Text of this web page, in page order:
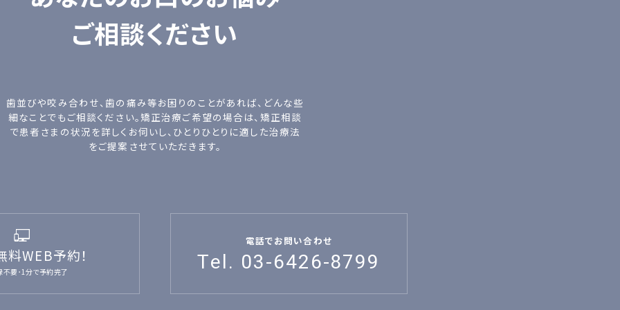
ご相談ください
歯並びや咬み合わせ、歯の痛み等お困りのことがあれば、どんな些
細なことでもご相談ください。矯正治療ご希望の場合は、矯正相談
で患者さまの状況を詳しくお伺いし、ひとりひとりに適した治療法
をご提案させていただきます。
電話でお問い合わせ
Tel. 03-6426-8799
料WEB予約！
不要･1分で予約完了